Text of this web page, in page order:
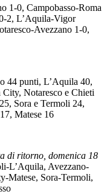
1-0, Campobasso-Roma
2, L’Aquila-Vigor
Avezzano 1-0,
44 punti, L’Aquila 40,
Notaresco e Chieti
Sora e Termoli 24,
Matese 16
di ritorno, domenica 18
L’Aquila, Avezzano-
Matese, Sora-Termoli,